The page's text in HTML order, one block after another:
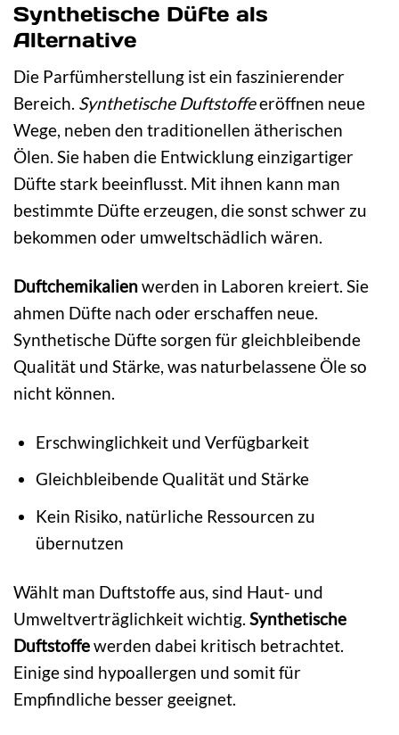
Synthetische Düfte als
Alternative
Die Parfümherstellung ist ein faszinierender
Bereich. Synthetische Duftstoffeeröffnen neue
Wege, neben den traditionellen ätherischen
Ölen. Sie haben die Entwicklung einzigartiger
Düfte stark beeinflusst. Mit ihnen kann man
bestimmte Düfte erzeugen, die sonst schwer zu
bekommen oder umweltschädlich wären.
Duftchemikalienwerden in Laboren kreiert. Sie
ahmen Düfte nach oder erschaffen neue.
Synthetische Düfte sorgen für gleichbleibende
Qualität und Stärke, was naturbelassene Öle so
nicht können.
Erschwinglichkeit und Verfügbarkeit
Gleichbleibende Qualität und Stärke
Kein Risiko, natürliche Ressourcen zu
übernutzen
Wählt man Duftstoffe aus, sind Haut- und
Umweltverträglichkeit wichtig. Synthetische
Duftstoffewerden dabei kritisch betrachtet.
Einige sind hypoallergen und somit für
Empfindliche besser geeignet.